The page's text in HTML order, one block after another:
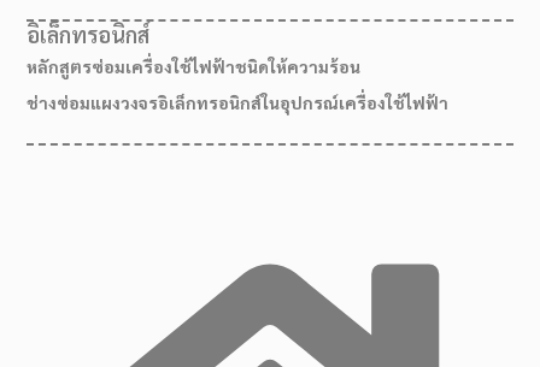
อิเล็กทรอนิกส์
หลักสูตรซ่อมเครื่องใช้ไฟฟ้าชนิดให้ความร้อน
ช่างซ่อมแผงวงจรอิเล็กทรอนิกส์ในอุปกรณ์เครื่องใช้ไฟฟ้า